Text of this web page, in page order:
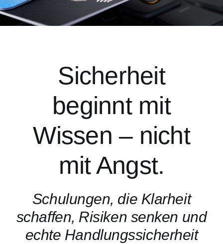
Sicherheit
beginnt mit
Wissen – nicht
mit Angst.
Schulungen, die Klarheit
schaffen, Risiken senken und
echte Handlungssicherheit